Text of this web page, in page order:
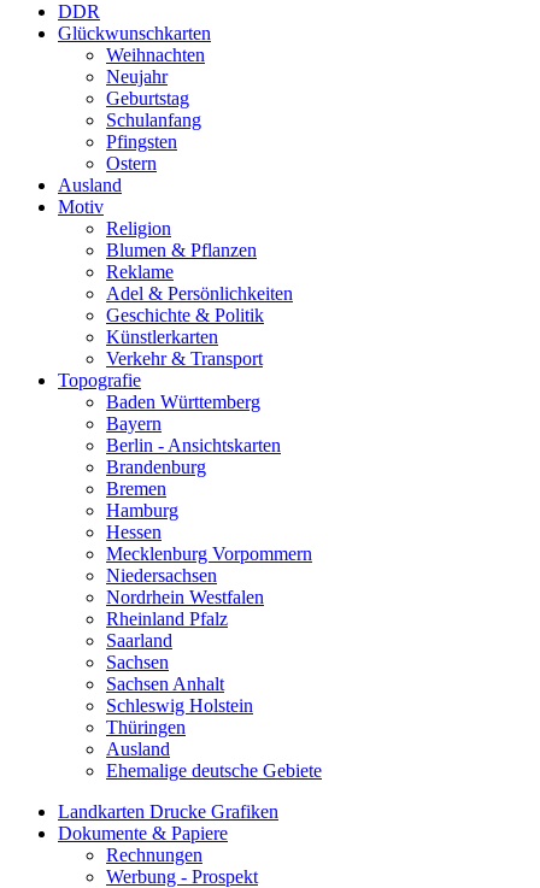
DDR
Glückwunschkarten
Weihnachten
Neujahr
Geburtstag
Schulanfang
Pfingsten
Ostern
Ausland
Motiv
Religion
Blumen & Pflanzen
Reklame
Adel & Persönlichkeiten
Geschichte & Politik
Künstlerkarten
Verkehr & Transport
Topografie
Baden Württemberg
Bayern
Berlin - Ansichtskarten
Brandenburg
Bremen
Hamburg
Hessen
Mecklenburg Vorpommern
Niedersachsen
Nordrhein Westfalen
Rheinland Pfalz
Saarland
Sachsen
Sachsen Anhalt
Schleswig Holstein
Thüringen
Ausland
Ehemalige deutsche Gebiete
Landkarten Drucke Grafiken
Dokumente & Papiere
Rechnungen
Werbung - Prospekt